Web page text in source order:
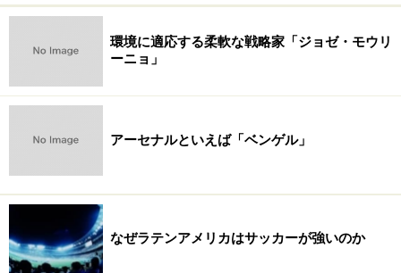
※記事内容は執筆時点のものです。最新の内容をご確認くださ
環境に適応する柔軟な戦略家「ジョゼ・モウリ
ーニョ」
アーセナルといえば「ベンゲル」
なぜラテンアメリカはサッカーが強いのか